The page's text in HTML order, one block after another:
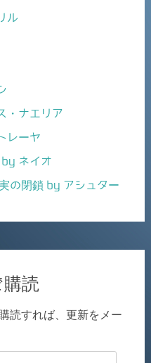
ル
・ナエリア
レーヤ
ネイオ
の閉鎖 by アシュター
購読
読すれば、更新をメー